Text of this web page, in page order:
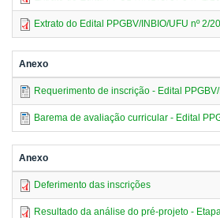
Extrato do Edital PPGBV/INBIO/UFU nº
Anexo
Requerimento de inscrição - Edital PPGBV/
Barema de avaliação curricular - Edital
Anexo
Deferimento das inscrições
Resultado da análise do pré-projeto -